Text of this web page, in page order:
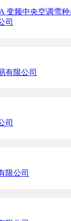
变频中央空调雪
司
有限公司
司
限公司